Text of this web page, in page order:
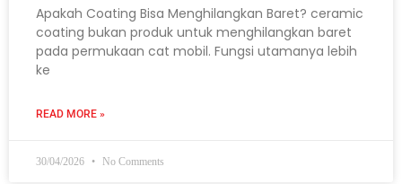
Apakah Coating Bisa Menghilangkan Baret? ceramic
coating bukan produk untuk menghilangkan baret
pada permukaan cat mobil. Fungsi utamanya lebih
ke
READ MORE »
30/04/2026 No Comments